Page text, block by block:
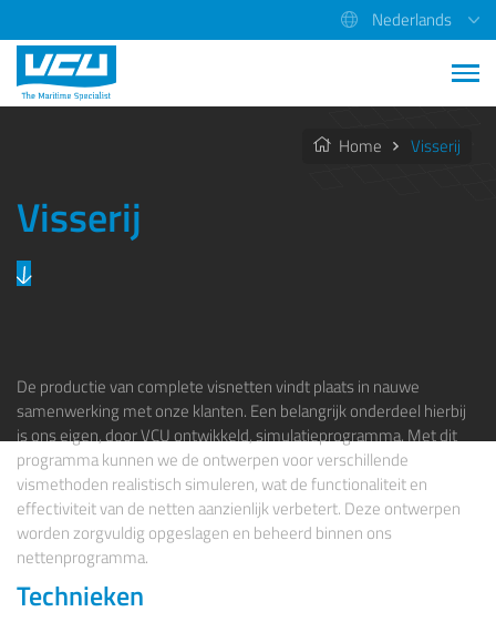
Nederlands
Home Visserij
Visserij
De productie van complete visnetten vindt plaats in nauwe
samenwerking met onze klanten. Een belangrijk onderdeel hierbij
is ons eigen, door VCU ontwikkeld, simulatieprogramma. Met dit
programma kunnen we de ontwerpen voor verschillende
vismethoden realistisch simuleren, wat de functionaliteit en
effectiviteit van de netten aanzienlijk verbetert. Deze ontwerpen
worden zorgvuldig opgeslagen en beheerd binnen ons
nettenprogramma.
Technieken